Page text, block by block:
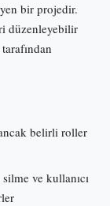
bir projedir.
düzenleyebilir
belirli roller
ve kullanıcı